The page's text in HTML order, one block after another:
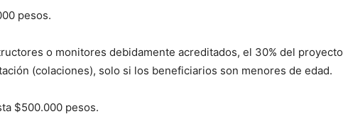
pesos.
o monitores debidamente acreditados, el 30% del proyecto
(colaciones), solo si los beneficiarios son menores de edad.
$500.000 pesos.